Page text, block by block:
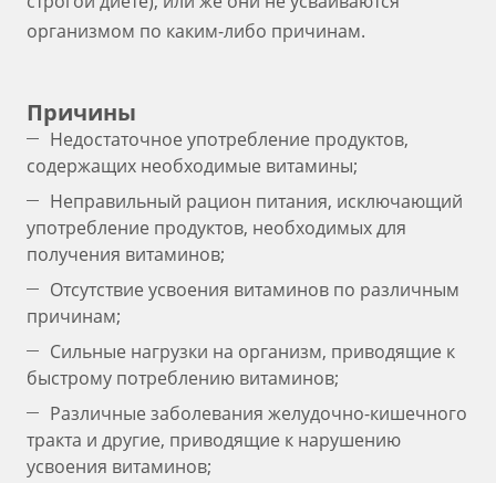
организмом по каким-либо причинам.
Причины
Недостаточное употребление продуктов,
содержащих необходимые витамины;
Неправильный рацион питания, исключающий
употребление продуктов, необходимых для
получения витаминов;
Отсутствие усвоения витаминов по различным
причинам;
Сильные нагрузки на организм, приводящие к
быстрому потреблению витаминов;
Различные заболевания желудочно-кишечного
тракта и другие, приводящие к нарушению
усвоения витаминов;